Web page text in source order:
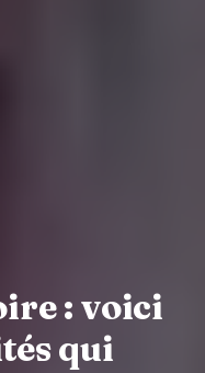
: voici
qui